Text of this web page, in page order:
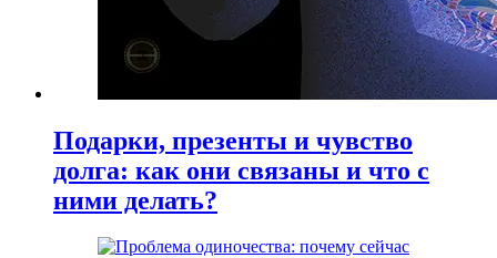
Подарки, презенты и чувство
долга: как они связаны и что с
ними делать?